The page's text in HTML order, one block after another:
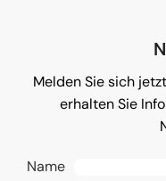
Melden Sie sich
erhalten Sie
Name